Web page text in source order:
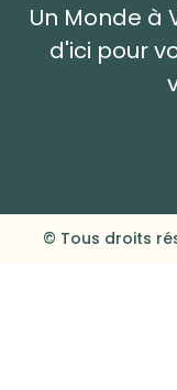
Un Monde à
d'ici pour
© Tous droits